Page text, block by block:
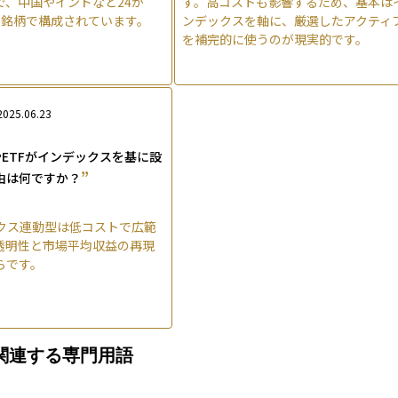
柄で構成されています。
ンデックスを軸に、厳選したアクティ
を補完的に使うのが現実的です。
がインデックスを基に設
は何ですか？ ”
ス連動型は低コストで広範
明性と市場平均収益の再現
す。
連する専門用語